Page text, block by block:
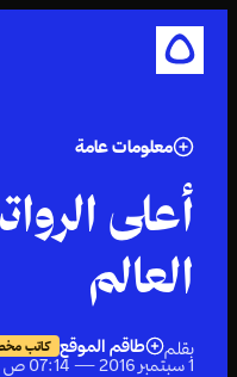
معلومات عامة
​أعلى
العالم
بقلم طاقم الموقع كاتب
1 سبتمبر 2016 — 07:14 ص